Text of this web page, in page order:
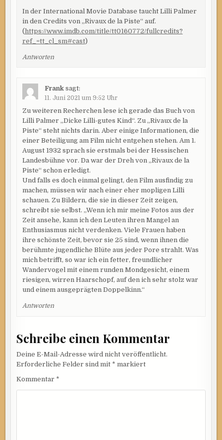
In der International Movie Database taucht Lilli Palmer
in den Credits von „Rivaux de la Piste“ auf.
(https://www.imdb.com/title/tt0160772/fullcredits?
ref_=tt_cl_sm#cast)
Antworten
Frank sagt:
11. Juni 2021 um 9:52 Uhr
Zu weiteren Recherchen lese ich gerade das Buch von
Lilli Palmer „Dicke Lilli-gutes Kind“. Zu „Rivaux de la
Piste“ steht nichts darin. Aber einige Informationen, die
einer Beteiligung am Film nicht entgehen stehen. Am 1.
August 1932 sprach sie erstmals bei der Hessischen
Landesbühne vor. Da war der Dreh von „Rivaux de la
Piste“ schon erledigt.
Und falls es doch einmal gelingt, den Film ausfindig zu
machen, müssen wir nach einer eher mopligen Lilli
schauen. Zu Bildern, die sie in dieser Zeit zeigen,
schreibt sie selbst. „Wenn ich mir meine Fotos aus der
Zeit ansehe, kann ich den Leuten ihren Mangel an
Enthusiasmus nicht verdenken. Viele Frauen haben
ihre schönste Zeit, bevor sie 25 sind, wenn ihnen die
berühmte jugendliche Blüte aus jeder Pore strahlt. Was
mich betrifft, so war ich ein fetter, freundlicher
Wandervogel mit einem runden Mondgesicht, einem
riesigen, wirren Haarschopf, auf den ich sehr stolz war
und einem ausgeprägten Doppelkinn.“
Antworten
Schreibe einen Kommentar
Deine E-Mail-Adresse wird nicht veröffentlicht.
Erforderliche Felder sind mit * markiert
Kommentar *